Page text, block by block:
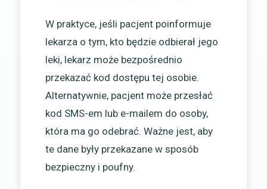
W praktyce, jeśli pacjent poinformuje
lekarza o tym, kto będzie odbierał jego
leki, lekarz może bezpośrednio
przekazać kod dostępu tej osobie.
Alternatywnie, pacjent może przesłać
kod SMS-em lub e-mailem do osoby,
która ma go odebrać. Ważne jest, aby
te dane były przekazane w sposób
bezpieczny i poufny.